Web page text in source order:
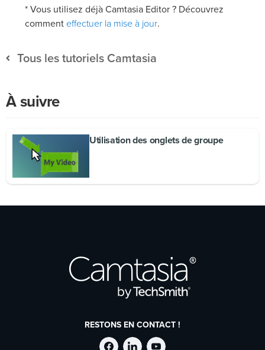
* Vous utilisez déjà Camtasia Editor ? Découvrez
comment effectuer la mise à jour.
Tous les tutoriels Camtasia
À suivre
Utilisation des onglets de groupe
RESTONS EN CONTACT !